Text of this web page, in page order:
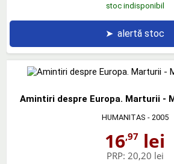
stoc indisponibil
➤ alertă stoc
Amintiri despre Europa. Marturii -
HUMANITAS - 2005
16,97 lei
PRP: 20,20 lei